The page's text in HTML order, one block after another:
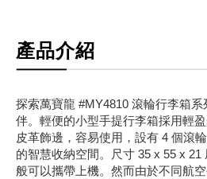
產品介紹
探索萬寶龍 #MY4810 滾輪行李箱
伴。輕便的小型手提行李箱採用輕
皮革飾邊，容易使用，設有 4 個滾
的智慧收納空間。尺寸 35 x 55 x 21
般可以攜帶上機。然而由於不同航